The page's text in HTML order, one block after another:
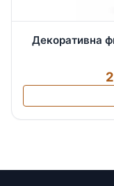
Декоративна